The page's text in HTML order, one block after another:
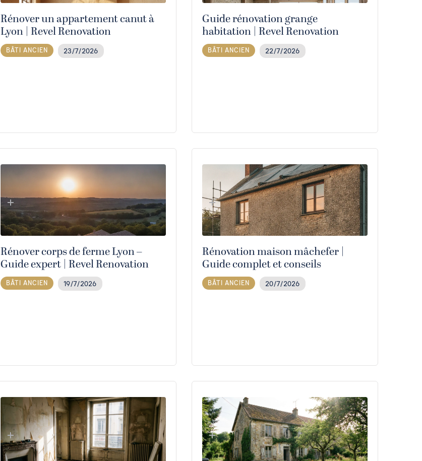
Rénover un appartement canut à
Lyon | Revel Renovation
BÂTI ANCIEN 23/7/2026
Guide rénovation grange
habitation | Revel Renovation
BÂTI ANCIEN 22/7/2026
Rénover corps de ferme Lyon –
Guide expert | Revel Renovation
BÂTI ANCIEN 19/7/2026
Rénovation maison mâchefer |
Guide complet et conseils
BÂTI ANCIEN 20/7/2026